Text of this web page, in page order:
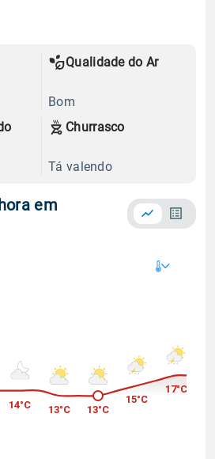
Qualidade do Ar
Bom
Churrasco
Tá valendo
em